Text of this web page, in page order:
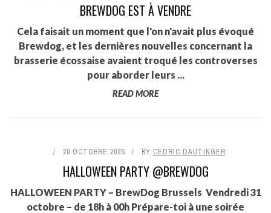
BREWDOG EST À VENDRE
Cela faisait un moment que l'on n'avait plus évoqué
Brewdog, et les dernières nouvelles concernant la
brasserie écossaise avaient troqué les controverses
pour aborder leurs ...
READ MORE
20 OCTOBRE 2025 BY CÉDRIC DAUTINGER
HALLOWEEN PARTY @BREWDOG
HALLOWEEN PARTY – BrewDog Brussels Vendredi 31
octobre – de 18h à 00h Prépare-toi à une soirée